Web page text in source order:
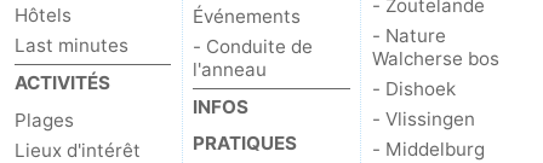
Hôtels
Last minutes
ACTIVITÉS
Plages
Lieux d'intérêt
Événements
- Conduite de
l'anneau
INFOS
PRATIQUES
- Zoutelande
- Nature
Walcherse bos
- Dishoek
- Vlissingen
- Middelburg